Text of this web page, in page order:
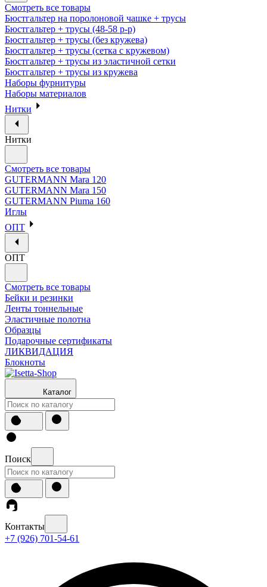
Смотреть все товары
Бюстгальтер на поролоновой чашке + трусы
Бюстгальтер + трусы (48-58 р-р)
Бюстгальтер + трусы (без кружева)
Бюстгальтер + трусы (сетка с кружевом)
Бюстгальтер + трусы из эластичной сетки
Бюстгальтер + трусы из кружева
Наборы фурнитуры
Наборы материалов
Нитки
Нитки
Смотреть все товары
GUTERMANN Mara 120
GUTERMANN Mara 150
GUTERMANN Piuma 160
Иглы
ОПТ
ОПТ
Смотреть все товары
Бейки и резинки
Ленты тоннельные
Эластичные полотна
Образцы
Подарочные сертификаты
ЛИКВИДАЦИЯ
Блокноты
Каталог
Поиск
Контакты
+7 (926) 701-54-61